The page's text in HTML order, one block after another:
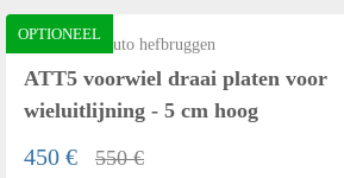
OPTIONEEL
Accessoires auto hefbruggen
ATT5 voorwiel draai platen voor
wieluitlijning - 5 cm hoog
450 € 550 €